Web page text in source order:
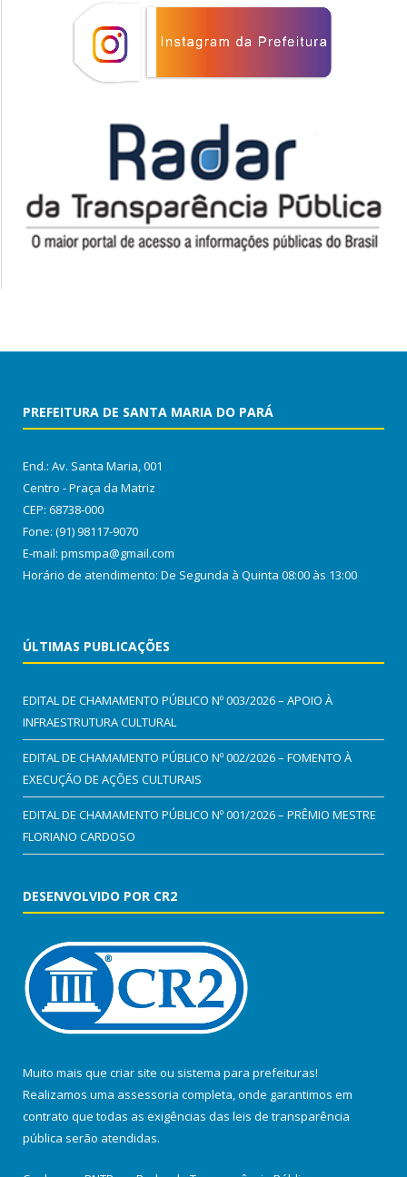
PREFEITURA DE SANTA MARIA DO PARÁ
End.: Av. Santa Maria, 001
Centro - Praça da Matriz
CEP: 68738-000
Fone: (91) 98117-9070
E-mail: pmsmpa@gmail.com
Horário de atendimento: De Segunda à Quinta 08:00 às 13:00
ÚLTIMAS PUBLICAÇÕES
EDITAL DE CHAMAMENTO PÚBLICO Nº 003/2026 – APOIO À
INFRAESTRUTURA CULTURAL
EDITAL DE CHAMAMENTO PÚBLICO Nº 002/2026 – FOMENTO À
EXECUÇÃO DE AÇÕES CULTURAIS
EDITAL DE CHAMAMENTO PÚBLICO Nº 001/2026 – PRÊMIO MESTRE
FLORIANO CARDOSO
DESENVOLVIDO POR CR2
Muito mais que criar site ou sistema para prefeituras!
Realizamos uma assessoria completa, onde garantimos em
contrato que todas as exigências das leis de transparência
pública serão atendidas.